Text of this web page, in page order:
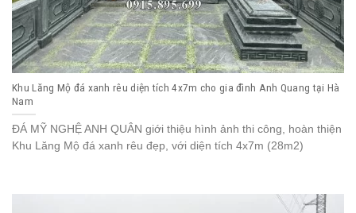
Khu Lăng Mộ đá xanh rêu diện tích 4x7m cho gia đình Anh Quang tại Hà
Nam
ĐÁ MỸ NGHỆ ANH QUÂN giới thiệu hình ảnh thi công, hoàn thiện
Khu Lăng Mộ đá xanh rêu đẹp, với diện tích 4x7m (28m2)